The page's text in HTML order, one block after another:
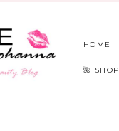
HOME
🌺